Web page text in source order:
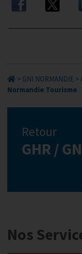
> GNI NORMANDIE >
Normandie Tourisme
Retour
GHR /
Nos